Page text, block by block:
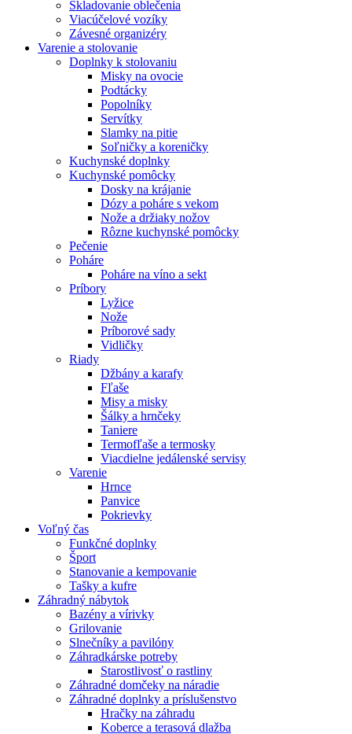
Skladovanie oblečenia
Viacúčelové vozíky
Závesné organizéry
Varenie a stolovanie
Doplnky k stolovaniu
Misky na ovocie
Podtácky
Popolníky
Servítky
Slamky na pitie
Soľničky a koreničky
Kuchynské doplnky
Kuchynské pomôcky
Dosky na krájanie
Dózy a poháre s vekom
Nože a držiaky nožov
Rôzne kuchynské pomôcky
Pečenie
Poháre
Poháre na víno a sekt
Príbory
Lyžice
Nože
Príborové sady
Vidličky
Riady
Džbány a karafy
Fľaše
Misy a misky
Šálky a hrnčeky
Taniere
Termofľaše a termosky
Viacdielne jedálenské servisy
Varenie
Hrnce
Panvice
Pokrievky
Voľný čas
Funkčné doplnky
Šport
Stanovanie a kempovanie
Tašky a kufre
Záhradný nábytok
Bazény a vírivky
Grilovanie
Slnečníky a pavilóny
Záhradkárske potreby
Starostlivosť o rastliny
Záhradné domčeky na náradie
Záhradné doplnky a príslušenstvo
Hračky na záhradu
Koberce a terasová dlažba